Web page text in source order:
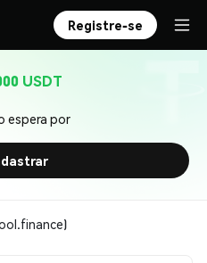
Registre-se
USDT
espera por